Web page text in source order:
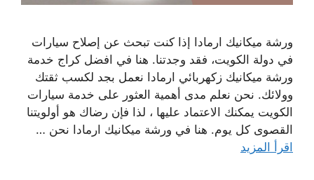
ورشة ميكانيك ارمادا إذا كنت تبحث عن إصلاح سيارات
في دولة الكويت، فقد وجدتنا. هنا في افضل كراج خدمة
ورشة ميكانيك زكهربائي ارمادا نعمل بجد لكسب ثقتك
وولائك. نحن نعلم مدى أهمية العثور على خدمة سيارات
الكويت يمكنك الاعتماد عليها ، لذا فإن رضاك ​​هو أولويتنا
القصوى كل يوم. هنا في ورشة ميكانيك ارمادا نحن …
اقرأ المزيد